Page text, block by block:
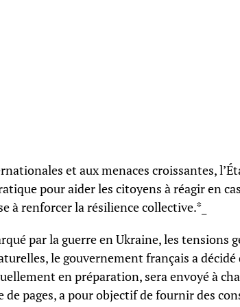
et aux menaces croissantes,
pour aider les citoyens à réagir en
à renforcer la résilience collective.*_
par la guerre en Ukraine, les tensions
le gouvernement français a décidé
en préparation, sera envoyé à
de pages, a pour objectif de fournir des